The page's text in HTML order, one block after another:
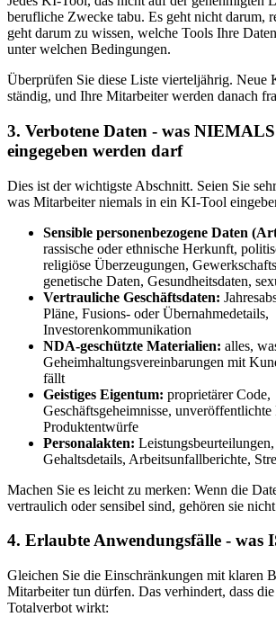
berufliche Zwecke tabu. Es geht nicht darum,
geht darum zu wissen, welche Tools Ihre
unter welchen Bedingungen.
Überprüfen Sie diese Liste vierteljährig. Neue
ständig, und Ihre Mitarbeiter werden danach
3. Verbotene Daten - was
eingegeben werden darf
Dies ist der wichtigste Abschnitt. Seien Sie
was Mitarbeiter niemals in ein KI-Tool
Sensible personenbezogene Daten
rassische oder ethnische Herkunft,
religiöse Überzeugungen,
genetische Daten, Gesundheitsdaten,
Vertrauliche Geschäftsdaten:
Pläne, Fusions- oder Übernahmedetails,
Investorenkommunikation
NDA-geschützte Materialien: alles,
Geheimhaltungsvereinbarungen mit
fällt
Geistiges Eigentum: proprietärer Code,
Geschäftsgeheimnisse, unveröffentlichte
Produktentwürfe
Personalakten:
Gehaltsdetails, Arbeitsunfallberichte,
Machen Sie es leicht zu merken: Wenn die
vertraulich oder sensibel sind, gehören sie
4. Erlaubte Anwendungsfälle - was
Gleichen Sie die Einschränkungen mit klaren
Mitarbeiter tun dürfen. Das verhindert, dass
Totalverbot wirkt: